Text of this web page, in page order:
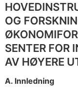
OG
SENTER FOR
AV HØYERE
A. Innledning